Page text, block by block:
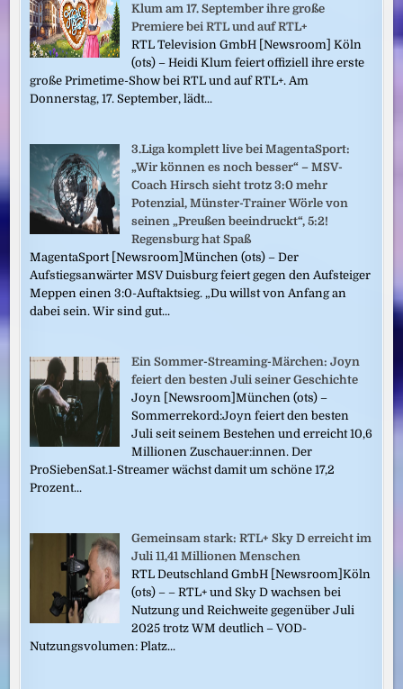
Klum am 17. September ihre große
Premiere bei RTL und auf RTL+
RTL Television GmbH [Newsroom] Köln
(ots) – Heidi Klum feiert offiziell ihre erste
große Primetime-Show bei RTL und auf RTL+. Am
Donnerstag, 17. September, lädt...
3.Liga komplett live bei MagentaSport:
„Wir können es noch besser“ – MSV-
Coach Hirsch sieht trotz 3:0 mehr
Potenzial, Münster-Trainer Wörle von
seinen „Preußen beeindruckt“, 5:2!
Regensburg hat Spaß
MagentaSport [Newsroom]München (ots) – Der
Aufstiegsanwärter MSV Duisburg feiert gegen den Aufsteiger
Meppen einen 3:0-Auftaktsieg. „Du willst von Anfang an
dabei sein. Wir sind gut...
Ein Sommer-Streaming-Märchen: Joyn
feiert den besten Juli seiner Geschichte
Joyn [Newsroom]München (ots) –
Sommerrekord:Joyn feiert den besten
Juli seit seinem Bestehen und erreicht 10,6
Millionen Zuschauer:innen. Der
ProSiebenSat.1-Streamer wächst damit um schöne 17,2
Prozent...
Gemeinsam stark: RTL+ Sky D erreicht im
Juli 11,41 Millionen Menschen
RTL Deutschland GmbH [Newsroom]Köln
(ots) – – RTL+ und Sky D wachsen bei
Nutzung und Reichweite gegenüber Juli
2025 trotz WM deutlich – VOD-
Nutzungsvolumen: Platz...